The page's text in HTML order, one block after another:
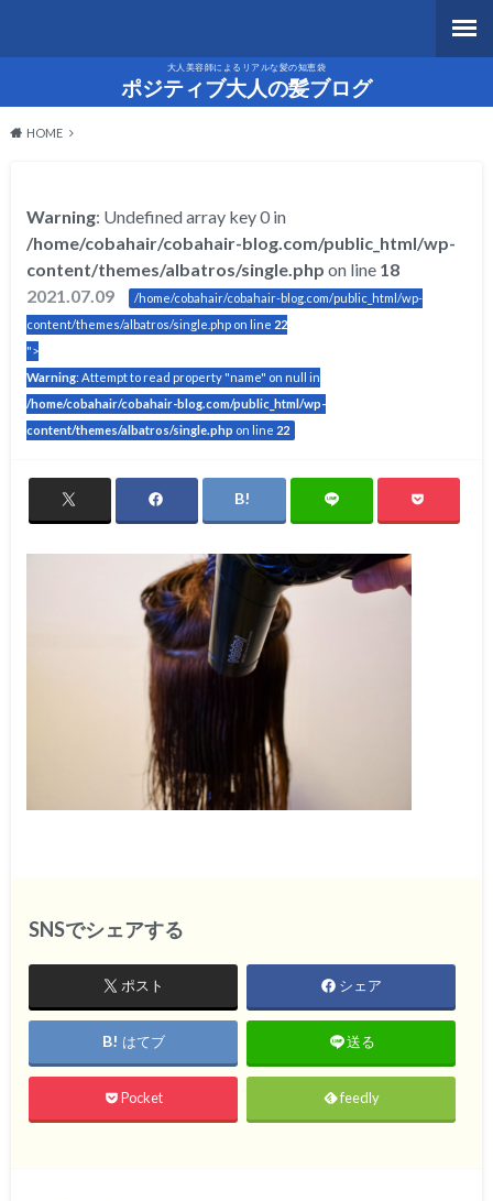
大人美容師によるリアルな髪の知恵袋
ポジティブ大人の髪ブログ
HOME
Warning: Undefined array key 0 in
/home/cobahair/cobahair-blog.com/public_html/wp-
content/themes/albatros/single.php on line 18
2021.07.09
/home/cobahair/cobahair-blog.com/public_html/wp-
content/themes/albatros/single.php on line 22
">
Warning: Attempt to read property "name" on null in
/home/cobahair/cobahair-blog.com/public_html/wp-
content/themes/albatros/single.php on line 22
SNSでシェアする
ポスト シェア
はてブ 送る
Pocket feedly